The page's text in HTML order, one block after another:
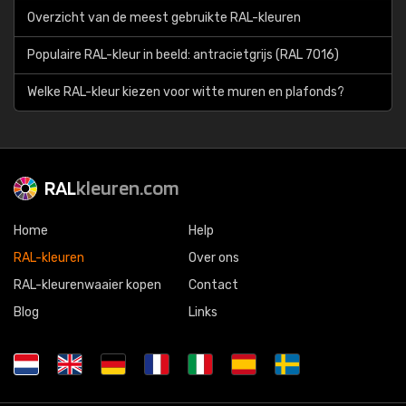
Overzicht van de meest gebruikte RAL-kleuren
Populaire RAL-kleur in beeld: antracietgrijs (RAL 7016)
Welke RAL-kleur kiezen voor witte muren en plafonds?
RALkleuren.com
Home
RAL-kleuren
RAL-kleurenwaaier kopen
Blog
Help
Over ons
Contact
Links